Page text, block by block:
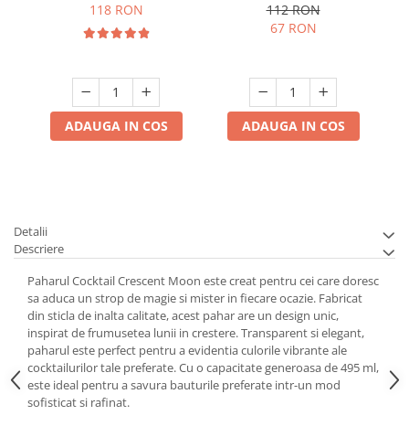
118 RON
ADAUGA IN COS
112 RON
67 RON
ADAUGA IN COS
Detalii
Descriere
Paharul Cocktail Crescent Moon este creat pentru cei care doresc
sa aduca un strop de magie si mister in fiecare ocazie. Fabricat
din sticla de inalta calitate, acest pahar are un design unic,
inspirat de frumusetea lunii in crestere. Transparent si elegant,
paharul este perfect pentru a evidentia culorile vibrante ale
cocktailurilor tale preferate. Cu o capacitate generoasa de 495 ml,
este ideal pentru a savura bauturile preferate intr-un mod
sofisticat si rafinat.